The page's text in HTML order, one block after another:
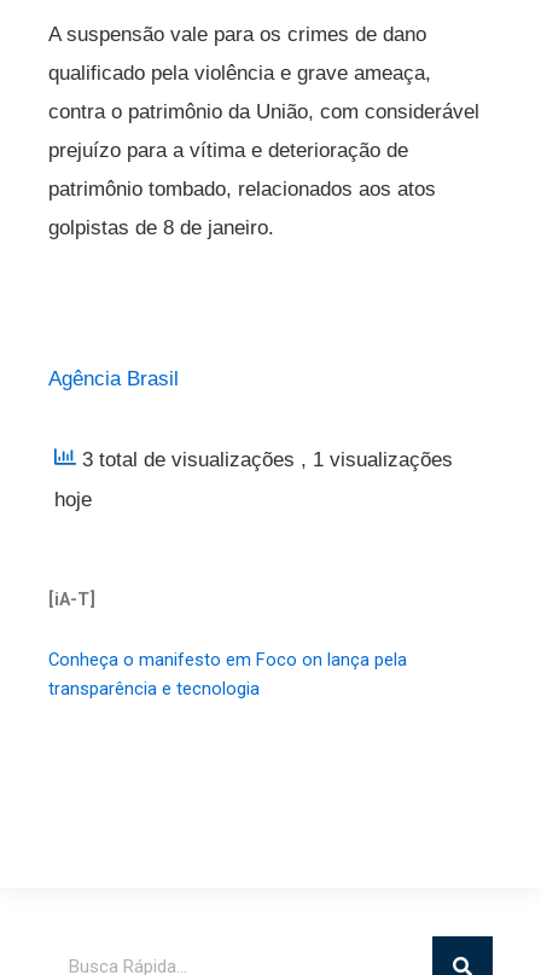
A suspensão vale para os crimes de dano
qualificado pela violência e grave ameaça,
contra o patrimônio da União, com considerável
prejuízo para a vítima e deterioração de
patrimônio tombado, relacionados aos atos
golpistas de 8 de janeiro.
Agência Brasil
3 total de visualizações , 1 visualizações
hoje
[iA-T]
Conheça o manifesto em Foco on lança pela
transparência e tecnologia